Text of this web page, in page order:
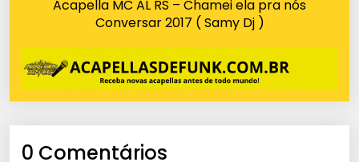
Acapella MC AL RS – Chamei ela pra nós
Conversar 2017 ( Samy Dj )
0 Comentários